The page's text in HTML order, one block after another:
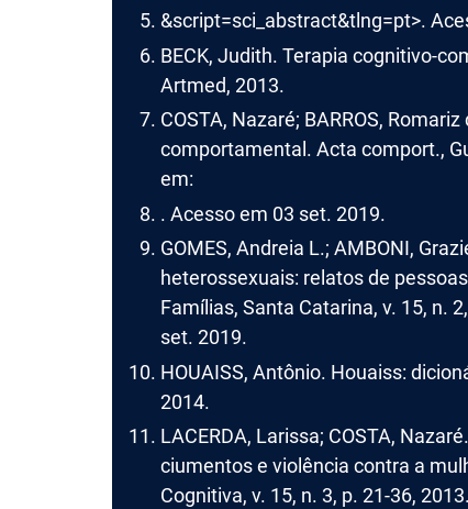
&script=sci_abstract&tlng=pt>.
BECK, Judith. Terapia cognitivo-
Artmed, 2013.
COSTA, Nazaré; BARROS,
comportamental. Acta comport.,
em:
. Acesso em 03 set. 2019.
GOMES, Andreia L.; AMBONI,
heterossexuais: relatos de
Famílias, Santa Catarina, v. 15, n.
set. 2019.
HOUAISS, Antônio. Houaiss:
2014.
LACERDA, Larissa; COSTA,
ciumentos e violência contra a
Cognitiva, v. 15, n. 3, p. 21-36,